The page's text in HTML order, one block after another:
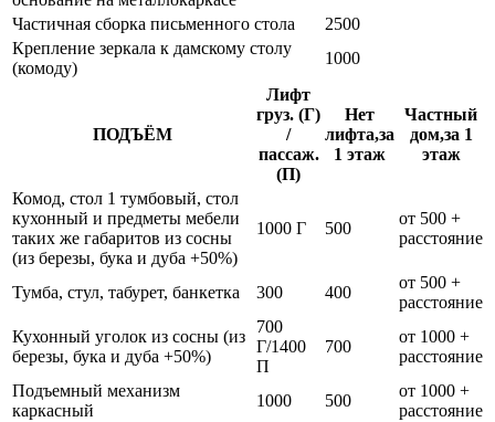
Частичная сборка письменного стола
2500
Крепление зеркала к дамскому столу
(комоду)
1000
ПОДЪЁМ
Лифт
груз. (Г)
/
пассаж.
(П)
Нет
лифта,за
1 этаж
Частный
дом,за 1
этаж
Комод, стол 1 тумбовый, стол
кухонный и предметы мебели
таких же габаритов из сосны
(из березы, бука и дуба +50%)
1000 Г 500
от 500 +
расстояние
Тумба, стул, табурет, банкетка 300 400
от 500 +
расстояние
Кухонный уголок из сосны (из
березы, бука и дуба +50%)
700
Г/1400
П
700
от 1000 +
расстояние
Подъемный механизм
каркасный
1000 500
от 1000 +
расстояние